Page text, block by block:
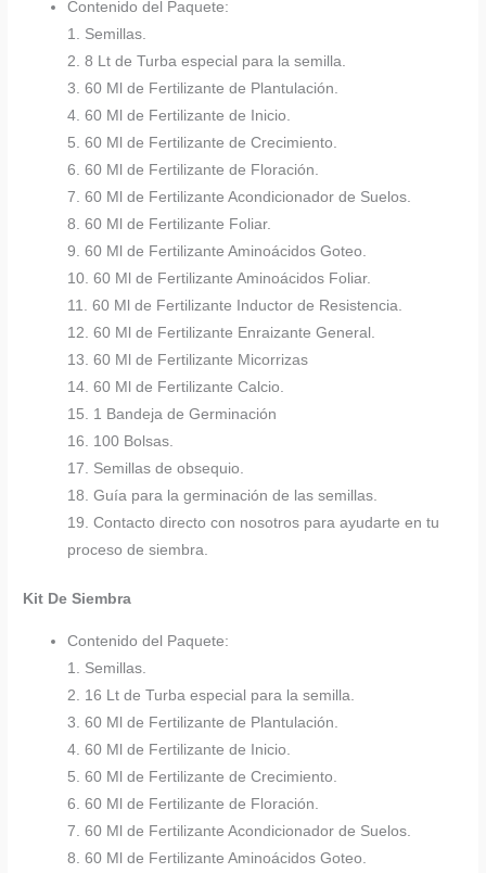
Contenido del Paquete:
1. Semillas.
2. 8 Lt de Turba especial para la semilla.
3. 60 Ml de Fertilizante de Plantulación.
4. 60 Ml de Fertilizante de Inicio.
5. 60 Ml de Fertilizante de Crecimiento.
6. 60 Ml de Fertilizante de Floración.
7. 60 Ml de Fertilizante Acondicionador de Suelos.
8. 60 Ml de Fertilizante Foliar.
9. 60 Ml de Fertilizante Aminoácidos Goteo.
10. 60 Ml de Fertilizante Aminoácidos Foliar.
11. 60 Ml de Fertilizante Inductor de Resistencia.
12. 60 Ml de Fertilizante Enraizante General.
13. 60 Ml de Fertilizante Micorrizas
14. 60 Ml de Fertilizante Calcio.
15. 1 Bandeja de Germinación
16. 100 Bolsas.
17. Semillas de obsequio.
18. Guía para la germinación de las semillas.
19. Contacto directo con nosotros para ayudarte en tu
proceso de siembra.
Kit De Siembra
Contenido del Paquete:
1. Semillas.
2. 16 Lt de Turba especial para la semilla.
3. 60 Ml de Fertilizante de Plantulación.
4. 60 Ml de Fertilizante de Inicio.
5. 60 Ml de Fertilizante de Crecimiento.
6. 60 Ml de Fertilizante de Floración.
7. 60 Ml de Fertilizante Acondicionador de Suelos.
8. 60 Ml de Fertilizante Aminoácidos Goteo.